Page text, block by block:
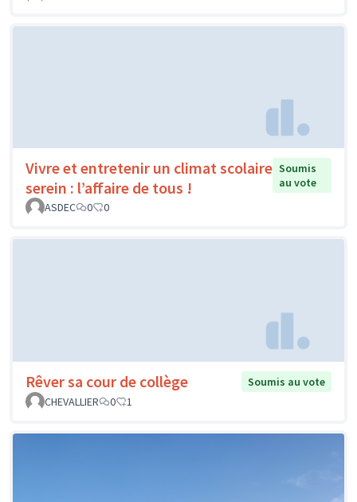
Vivre et entretenir un climat scolaire
serein : l’affaire de tous !
Soumis
au vote
ASDEC
0 0
Rêver sa cour de collège
Soumis au vote
CHEVALLIER
0 1